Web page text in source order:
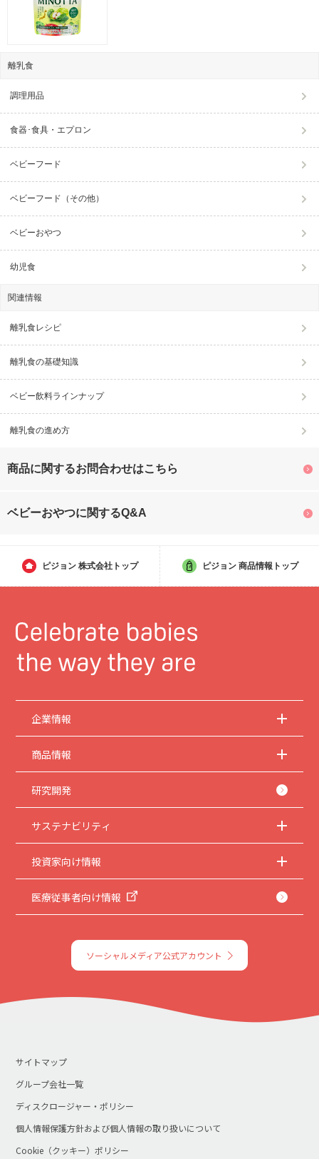
離乳食
調理用品
食器･食具・エプロン
ベビーフード
ベビーフード（その他）
ベビーおやつ
幼児食
関連情報
離乳食レシピ
離乳食の基礎知識
ベビー飲料ラインナップ
離乳食の進め方
商品に関するお問合わせはこちら
ベビーおやつに関するQ&A
ピジョン 株式会社トップ ピジョン 商品情報トップ
企業情報
商品情報
研究開発
サステナビリティ
投資家向け情報
医療従事者向け情報
ソーシャルメディア公式アカウント
サイトマップ
グループ会社一覧
ディスクロージャー・ポリシー
個人情報保護方針および個人情報の取り扱いについて
Cookie（クッキー）ポリシー